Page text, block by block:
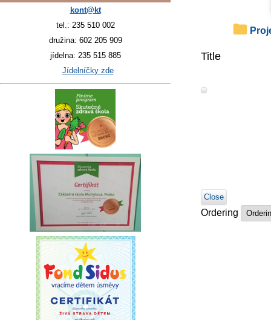
kont@kt
tel.: 235 510 002
družina: 602 205 909
jídelna: 235 515 885
Jídelníčky zde
Title
Close
Ordering